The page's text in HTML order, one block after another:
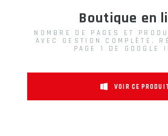
Boutique en
NOMBRE DE PAGES ET
AVEC GESTION COMPLÈTE.
PAGE 1 DE GOOGLE
VOIR CE